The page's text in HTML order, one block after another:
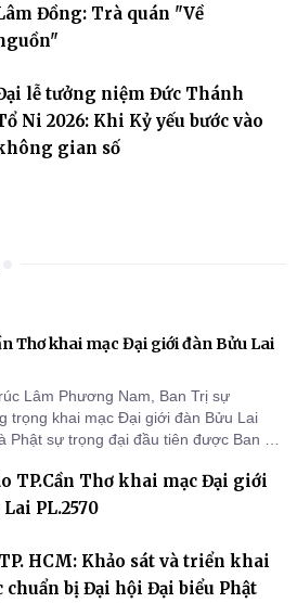
Đồng: Trà quán "Về
lễ tưởng niệm Đức Thánh
Ni 2026: Khi Kỷ yếu bước vào
gian số
Thơ khai mạc Đại giới đàn Bửu Lai
Lâm Phương Nam, Ban Trị sự
trọng khai mạc Đại giới đàn Bửu Lai
Phật sự trọng đại đầu tiên được Ban Trị
đối với công tác truyền giới, đào tạo
Tăng-g
TP.Cần Thơ khai mạc Đại giới
PL.2570
HCM: Khảo sát và triển khai
chuẩn bị Đại hội Đại biểu Phật